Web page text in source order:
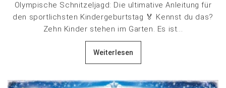
Olympische Schnitzeljagd: Die ultimative Anleitung für
den sportlichsten Kindergeburtstag 🏅 Kennst du das?
Zehn Kinder stehen im Garten. Es ist...
Weiterlesen